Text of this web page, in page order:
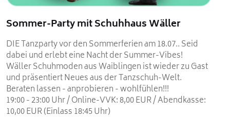
Sommer-Party mit Schuhhaus Wäller
DIE Tanzparty vor den Sommerferien am 18.07.. Seid
dabei und erlebt eine Nacht der Summer-Vibes!
Wäller Schuhmoden aus Waiblingen ist wieder zu Gast
und präsentiert Neues aus der Tanzschuh-Welt.
Beraten lassen - anprobieren - wohlfühlen!!!
19:00 - 23:00 Uhr / Online-VVK: 8,00 EUR / Abendkasse:
10,00 EUR (Einlass 18:45 Uhr)